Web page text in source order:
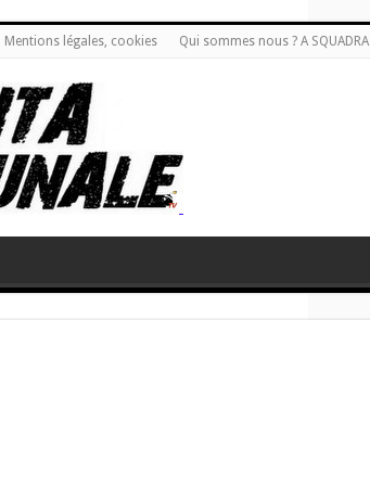
Mentions légales, cookies Qui sommes nous ? A SQUADRA